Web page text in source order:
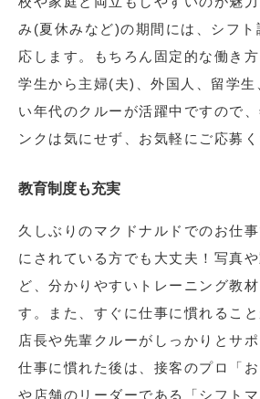
み(夏休みなど)の期間には、シフト
応します。もちろん固定的な働き方
学生から主婦(夫)、外国人、留学生
い年代のクルーが活躍中ですので
ンクは気にせず、お気軽にご応募く
教育制度も充実
久しぶりのマクドナルドでのお仕
にされている方でも大丈夫！写真
ど、分かりやすいトレーニング教
す。また、すぐに仕事に慣れること
店長や先輩クルーがしっかりとサポ
仕事に慣れた後は、接客のプロ「お
や店舗のリーダーである「シフト